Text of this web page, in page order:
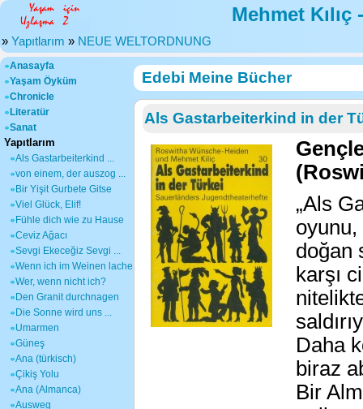
Mehmet
» Yapıtlarım » NEUE WELTORDNUNG
Anasayfa
Yaşam Öyküm
Chronicle
Literatür
Sanat
Yapıtlarım
Als Gastarbeiterkind ...
von einem, der auszog ...
Bir Yişit Gurbete Gitse
Viel Glück, Elif!
Fühle dich wie zu Hause
Ceviz Ağacı
Sevgi Ekeceğiz Sevgi ...
Wenn ich im Weinen lache
Wer, wenn nicht ich?
Den Granit durchnagen
Die Sonne wird uns ...
Umarmen
Güneş
Ana (türkisch)
Çikiş Yolu
Ana (Almanca)
Ausweg
Edebi Meine Bücher
Als Gastarbeiterkind in der
„Als
oyunu,
doğan
karşı
Daha
biraz
Bir